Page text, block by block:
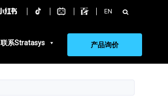
EN 搜
索：
联系Stratasys 产品询价